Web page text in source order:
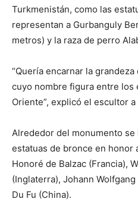
Turkmenistán, como las
representan a Gurbanguly
metros) y la raza de perro
“Quería encarnar la
cuyo nombre figura entre
Oriente”, explicó el escultor a
Alrededor del monumento
estatuas de bronce en honor
Honoré de Balzac (Francia),
(Inglaterra), Johann
Du Fu (China).